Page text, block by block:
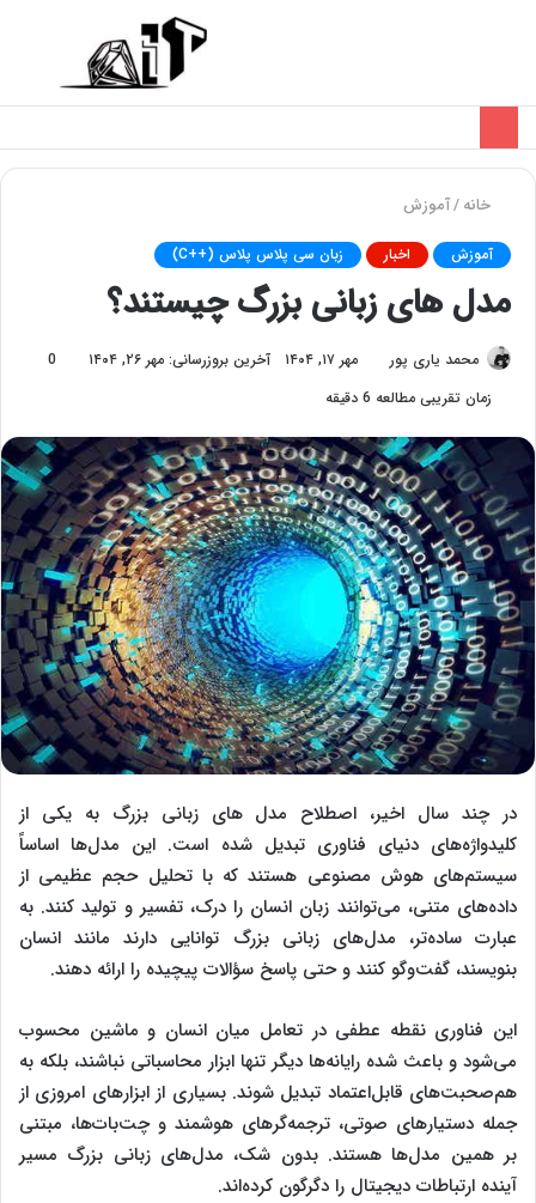
خانه/آموزش
آموزش اخبار زبان سی پلاس پلاس (++C)
مدل‌ های زبانی بزرگ چیستند؟
محمد یاری پور مهر ۱۷, ۱۴۰۴ آخرین بروزرسانی: مهر ۲۶, ۱۴۰۴
0
زمان تقریبی مطالعه 6 دقیقه
در چند سال اخیر، اصطلاح مدل‌ های زبانی بزرگ به یکی از
کلیدواژه‌های دنیای فناوری تبدیل شده است. این مدل‌ها اساساً
سیستم‌های هوش مصنوعی هستند که با تحلیل حجم عظیمی از
داده‌های متنی، می‌توانند زبان انسان را درک، تفسیر و تولید کنند. به
عبارت ساده‌تر، مدل‌های زبانی بزرگ توانایی دارند مانند انسان
بنویسند، گفت‌وگو کنند و حتی پاسخ سؤالات پیچیده را ارائه دهند.
این فناوری نقطه عطفی در تعامل میان انسان و ماشین محسوب
می‌شود و باعث شده رایانه‌ها دیگر تنها ابزار محاسباتی نباشند، بلکه به
هم‌صحبت‌های قابل‌اعتماد تبدیل شوند. بسیاری از ابزارهای امروزی از
جمله دستیارهای صوتی، ترجمه‌گرهای هوشمند و چت‌بات‌ها، مبتنی
بر همین مدل‌ها هستند. بدون شک، مدل‌های زبانی بزرگ مسیر
آینده ارتباطات دیجیتال را دگرگون کرده‌اند.